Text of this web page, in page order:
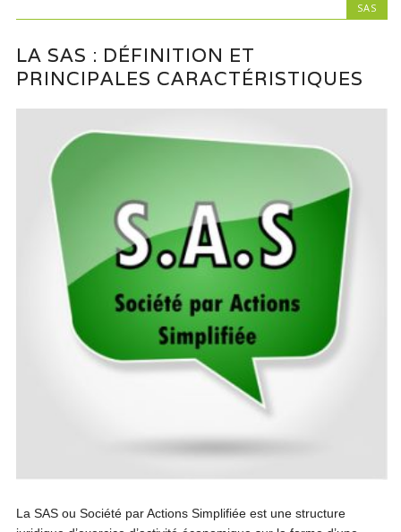
SAS
LA SAS : DÉFINITION ET
PRINCIPALES CARACTÉRISTIQUES
La SAS ou Société par Actions Simplifiée est une structure